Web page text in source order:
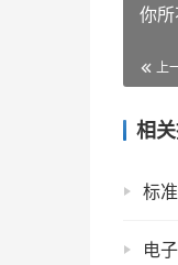
你
上
相
电